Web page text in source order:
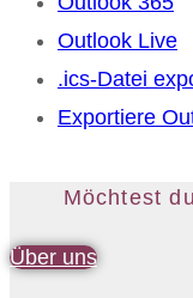
Outlook Live
.ics-Datei
Exportiere
Möchtest
Über uns